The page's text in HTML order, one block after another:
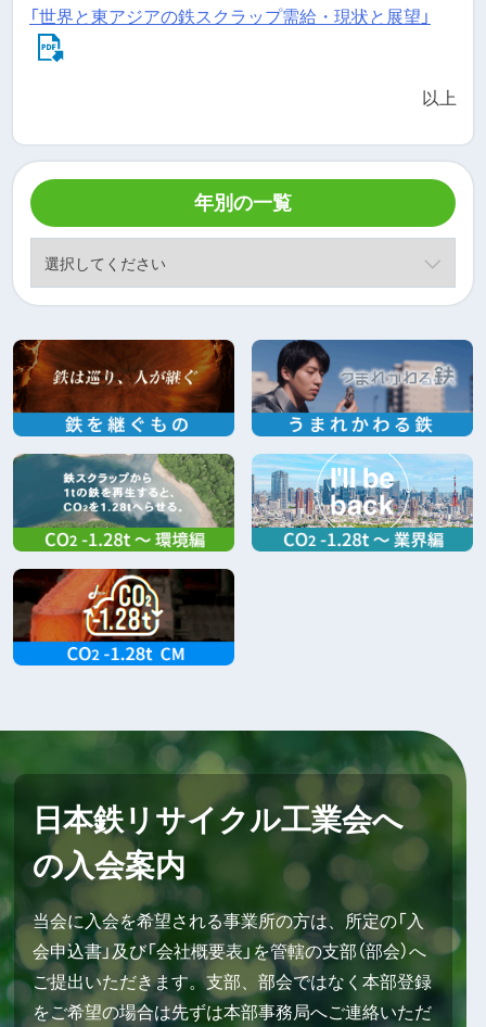
「世界と東アジアの鉄スクラップ需給・現状と展望」
以上
年別の一覧
日本鉄リサイクル工業会へ
の入会案内
当会に入会を希望される事業所の方は、所定の「入
会申込書」及び「会社概要表」を管轄の支部（部会）へ
ご提出いただきます。支部、部会ではなく本部登録
をご希望の場合は先ずは本部事務局へご連絡いただ